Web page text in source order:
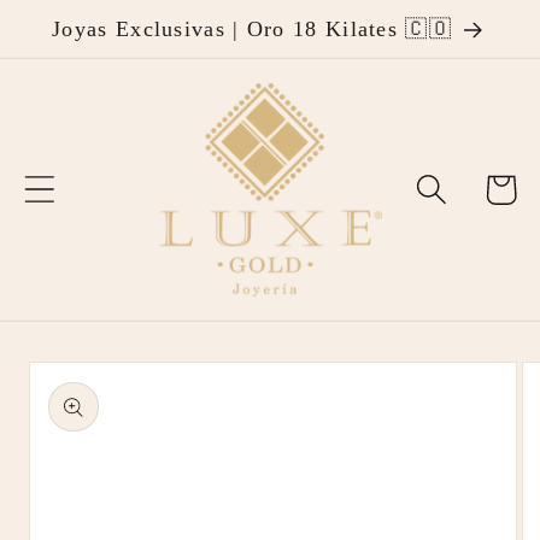
directamente
Joyas Exclusivas | Oro 18 Kilates 🇨🇴
Carrito
directamente
a la
información